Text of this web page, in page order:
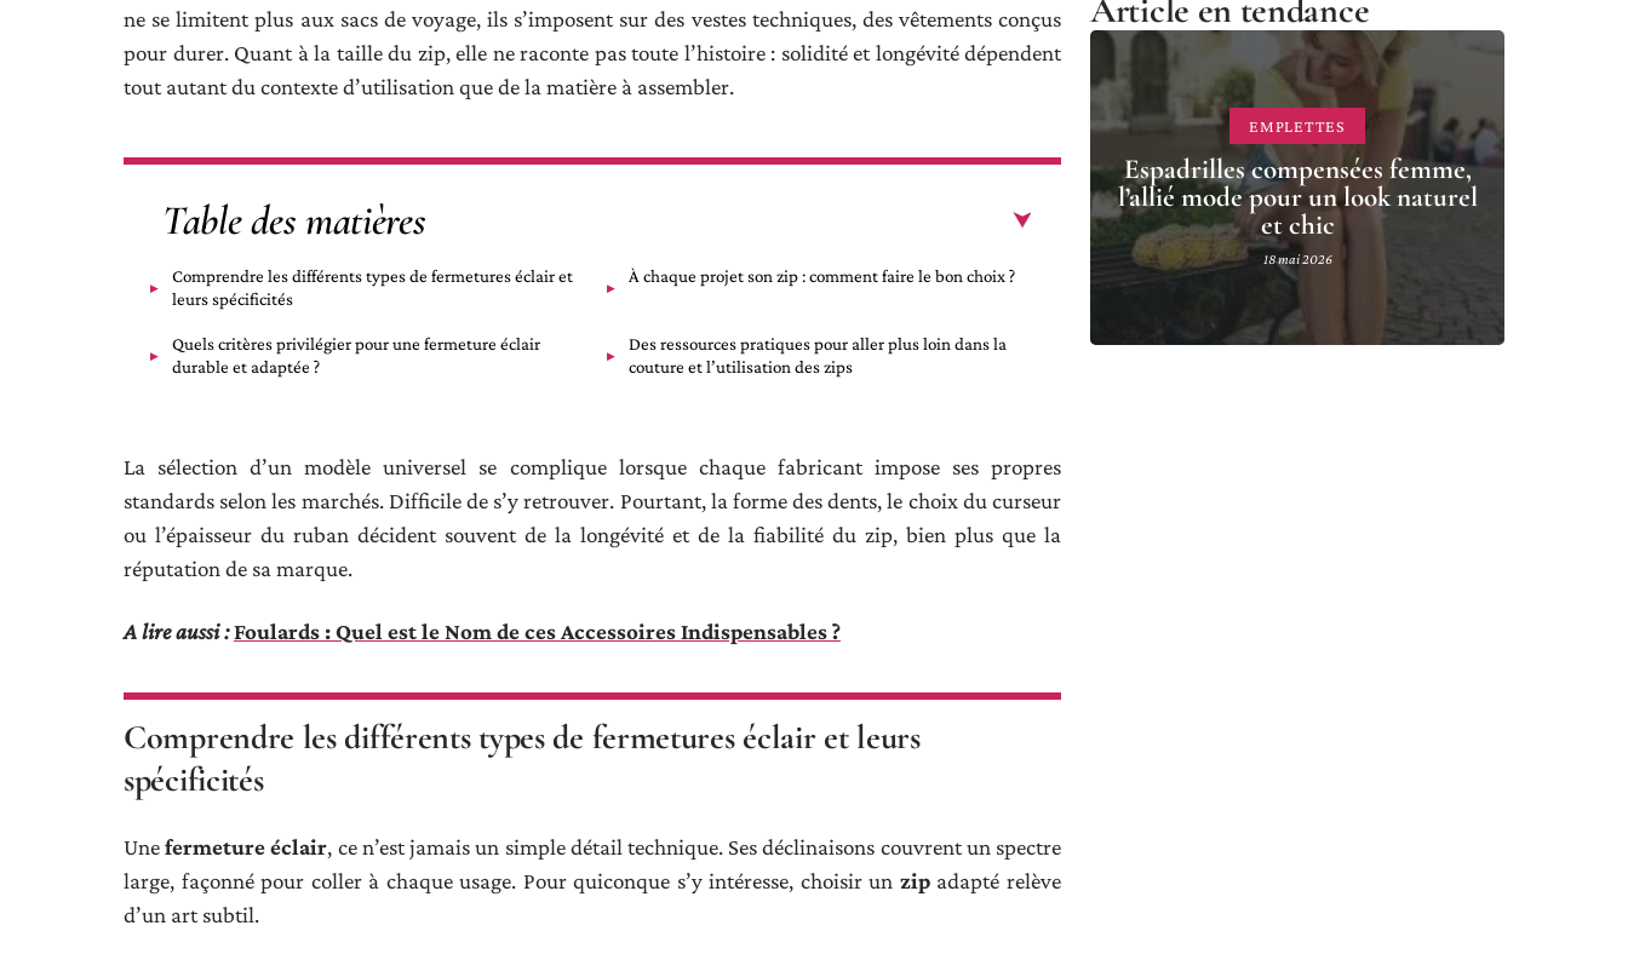
ne se limitent plus aux sacs de voyage, ils s’imposent sur des vestes techniques, des vêtements conçus
pour durer. Quant à la taille du zip, elle ne raconte pas toute l’histoire : solidité et longévité dépendent
tout autant du contexte d’utilisation que de la matière à assembler.
Table des matières
Comprendre les différents types de fermetures éclair et
leurs spécificités
À chaque projet son zip : comment faire le bon choix ?
Quels critères privilégier pour une fermeture éclair
durable et adaptée ?
Des ressources pratiques pour aller plus loin dans la
couture et l’utilisation des zips
La sélection d’un modèle universel se complique lorsque chaque fabricant impose ses propres
standards selon les marchés. Difficile de s’y retrouver. Pourtant, la forme des dents, le choix du curseur
ou l’épaisseur du ruban décident souvent de la longévité et de la fiabilité du zip, bien plus que la
réputation de sa marque.
A lire aussi :Foulards : Quel est le Nom de ces Accessoires Indispensables ?
Comprendre les différents types de fermetures éclair et leurs
spécificités
Unefermeture éclair, ce n’est jamais un simple détail technique. Ses déclinaisons couvrent un spectre
large, façonné pour coller à chaque usage. Pour quiconque s’y intéresse, choisir un zipadapté relève
d’un art subtil.
Article en tendance
EMPLETTES
Espadrilles compensées femme,
l’allié mode pour un look naturel
et chic
18 mai 2026